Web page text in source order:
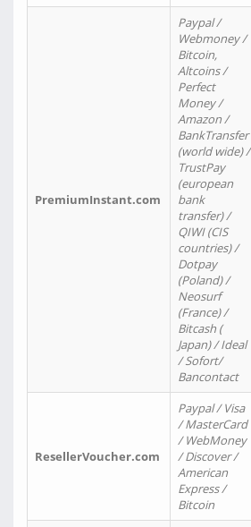
PremiumInstant.com
Paypal /
Webmoney /
Bitcoin,
Altcoins /
Perfect
Money /
Amazon /
BankTransfer
(world wide) /
TrustPay
(european
bank
transfer) /
QIWI (CIS
countries) /
Dotpay
(Poland) /
Neosurf
(France) /
Bitcash (
Japan) / Ideal
/ Sofort/
Bancontact
ResellerVoucher.com
Paypal / Visa
/ MasterCard
/ WebMoney
/ Discover /
American
Express /
Bitcoin